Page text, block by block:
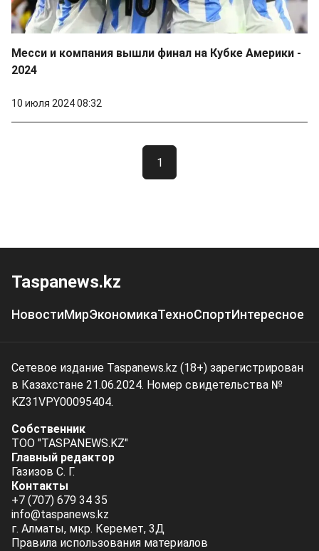
Месси и компания вышли финал на Кубке Америки -
2024
10 июля 2024 08:32
1
Taspanews.kz
НовостиМирЭкономикаТехноСпортИнтересное
Сетевое издание Taspanews.kz (18+) зарегистрирован
в Казахстане 21.06.2024. Номер свидетельства №
KZ31VPY00095404.
Собственник
ТОО "TASPANEWS.KZ"
Главный редактор
Газизов С. Г.
Контакты
+7 (707) 679 34 35
info@taspanews.kz
г. Алматы, мкр. Керемет, 3Д
Правила использования материалов